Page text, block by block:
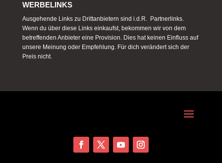
WERBELINKS
Ausgehende Links zu Drittanbietern sind i.d.R. Partnerlinks.
Wenn du über diese Links einkaufst, bekommen wir von dem
betreffenden Anbieter eine Provision. Dies hat keinen Einfluss auf
unsere Meinung oder Empfehlung. Für dich verändert sich der
Preis nicht.